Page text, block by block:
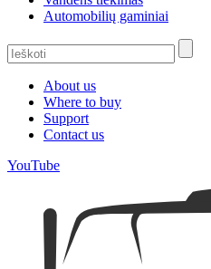
Automobilių gaminiai
About us
Where to buy
Support
Contact us
YouTube